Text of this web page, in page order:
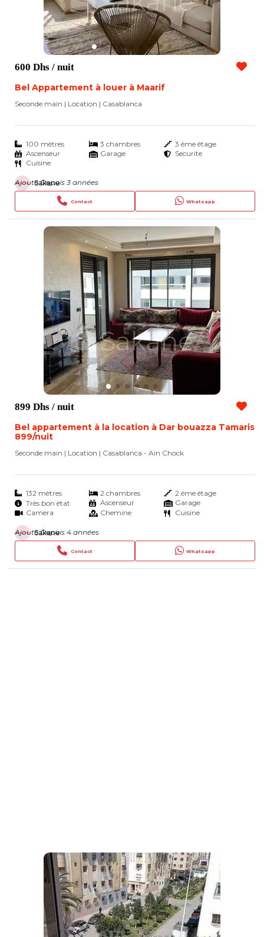
600 Dhs / nuit
Bel Appartement à louer à Maarif
Seconde main | Location | Casablanca
100 mètres 3 chambres
3 éme étage
Ascenseur
Garage
Securite
Cuisine
Sakane
Contact Whatsapp
Ajouté Depuis 3 années
899 Dhs / nuit
Bel appartement à la location à Dar bouazza Tamaris
899/nuit
Seconde main | Location | Casablanca - Aïn Chock
132 mètres 2 chambres
2 éme étage
Très bon état
Ascenseur
Garage
Camera
Chemine Cuisine
Sakane
Contact Whatsapp
Ajouté Depuis 4 années